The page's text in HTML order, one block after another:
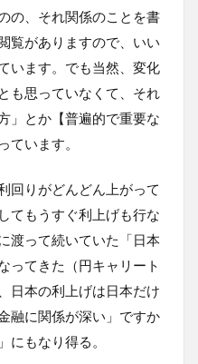
の、それ関係のことを書
覧がありますので、いい
います。でも当然、変化
も思っていなくて、それ
」とか【普遍的で重要な
ています。
回りがどんどん上がって
てもうすぐ利上げも行な
渡って続いていた「日本
ってきた（円キャリート
日本の利上げは日本だけ
融に関係が深い」ですか
にもなり得る。